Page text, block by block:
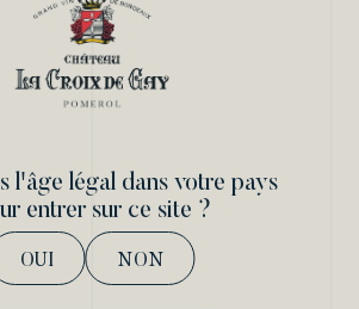
l'âge légal dans votre pays
entrer sur ce site ?
OUI NON